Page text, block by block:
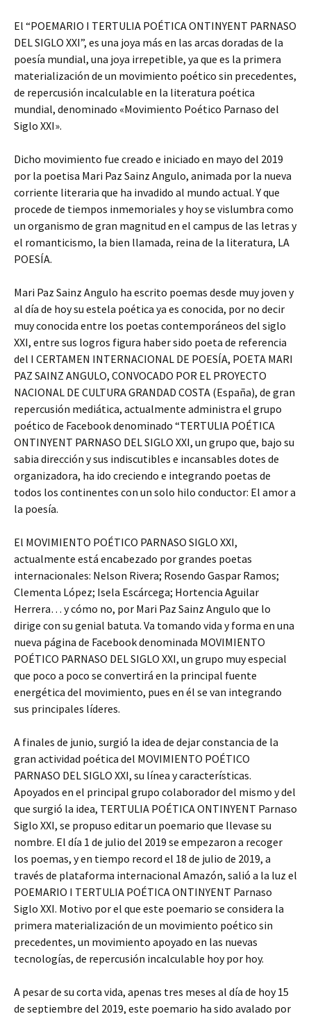
El “POEMARIO I TERTULIA POÉTICA ONTINYENT PARNASO
DEL SIGLO XXI”, es una joya más en las arcas doradas de la
poesía mundial, una joya irrepetible, ya que es la primera
materialización de un movimiento poético sin precedentes,
de repercusión incalculable en la literatura poética
mundial, denominado «Movimiento Poético Parnaso del
Siglo XXI».
Dicho movimiento fue creado e iniciado en mayo del 2019
por la poetisa Mari Paz Sainz Angulo, animada por la nueva
corriente literaria que ha invadido al mundo actual. Y que
procede de tiempos inmemoriales y hoy se vislumbra como
un organismo de gran magnitud en el campus de las letras y
el romanticismo, la bien llamada, reina de la literatura, LA
POESÍA.
Mari Paz Sainz Angulo ha escrito poemas desde muy joven y
al día de hoy su estela poética ya es conocida, por no decir
muy conocida entre los poetas contemporáneos del siglo
XXI, entre sus logros figura haber sido poeta de referencia
del I CERTAMEN INTERNACIONAL DE POESÍA, POETA MARI
PAZ SAINZ ANGULO, CONVOCADO POR EL PROYECTO
NACIONAL DE CULTURA GRANDAD COSTA (España), de gran
repercusión mediática, actualmente administra el grupo
poético de Facebook denominado “TERTULIA POÉTICA
ONTINYENT PARNASO DEL SIGLO XXI, un grupo que, bajo su
sabia dirección y sus indiscutibles e incansables dotes de
organizadora, ha ido creciendo e integrando poetas de
todos los continentes con un solo hilo conductor: El amor a
la poesía.
El MOVIMIENTO POÉTICO PARNASO SIGLO XXI,
actualmente está encabezado por grandes poetas
internacionales: Nelson Rivera; Rosendo Gaspar Ramos;
Clementa López; Isela Escárcega; Hortencia Aguilar
Herrera… y cómo no, por Mari Paz Sainz Angulo que lo
dirige con su genial batuta. Va tomando vida y forma en una
nueva página de Facebook denominada MOVIMIENTO
POÉTICO PARNASO DEL SIGLO XXI, un grupo muy especial
que poco a poco se convertirá en la principal fuente
energética del movimiento, pues en él se van integrando
sus principales líderes.
A finales de junio, surgió la idea de dejar constancia de la
gran actividad poética del MOVIMIENTO POÉTICO
PARNASO DEL SIGLO XXI, su línea y características.
Apoyados en el principal grupo colaborador del mismo y del
que surgió la idea, TERTULIA POÉTICA ONTINYENT Parnaso
Siglo XXI, se propuso editar un poemario que llevase su
nombre. El día 1 de julio del 2019 se empezaron a recoger
los poemas, y en tiempo record el 18 de julio de 2019, a
través de plataforma internacional Amazón, salió a la luz el
POEMARIO I TERTULIA POÉTICA ONTINYENT Parnaso
Siglo XXI. Motivo por el que este poemario se considera la
primera materialización de un movimiento poético sin
precedentes, un movimiento apoyado en las nuevas
tecnologías, de repercusión incalculable hoy por hoy.
A pesar de su corta vida, apenas tres meses al día de hoy 15
de septiembre del 2019, este poemario ha sido avalado por